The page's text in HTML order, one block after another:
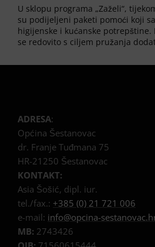
U sklopu programa „Zaželi“,
su podijeljeni paketi pomoći koji
higijenske i kućanske potrepštine.
se redovito s ciljem pružanja
ADRESA:
Općina Šestanovac
dr. Franje Tuđmana 75
HR-21250 Šestanovac
KONTAKT:
Asia Šošić, dipl. iur.
tel./fax.: +385 (0) 21 721 006
e-mail: info@opcina-
MB: 2743426